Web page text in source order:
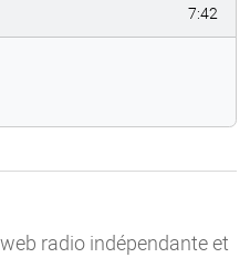
7:42
radio indépendante et